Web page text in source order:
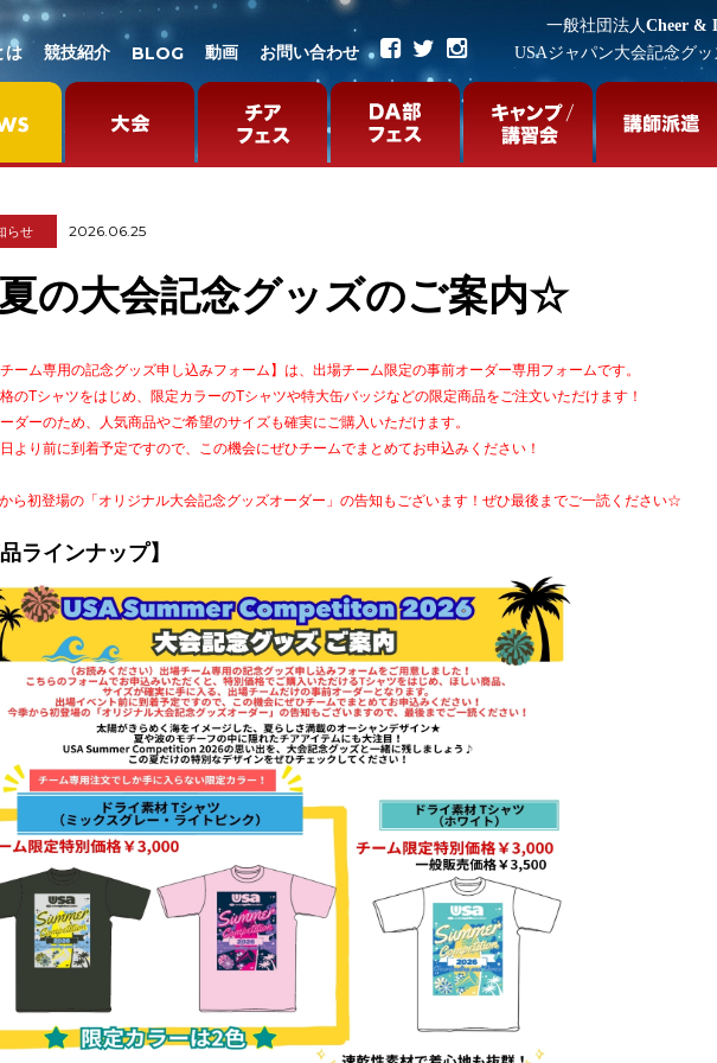
は 競技紹介 BLOG 動画 お問い合わせ
一般社団法人Cheer &
USAジャパン大会記念グ
らせ 2026.06.25
の大会記念グッズのご案内☆
ーム専用の記念グッズ申し込みフォーム】は、出場チーム限定の事前オーダー専用フォームです。
のTシャツをはじめ、限定カラーのTシャツや特大缶バッジなどの限定商品をご注文いただけます！
ダーのため、人気商品やご希望のサイズも確実にご購入いただけます。
より前に到着予定ですので、この機会にぜひチームでまとめてお申込みください！
ら初登場の「オリジナル大会記念グッズオーダー」の告知もございます！ぜひ最後までご一読ください☆
ラインナップ】